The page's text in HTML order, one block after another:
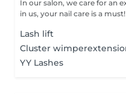
In our salon, we care for an
in us, your nail care is a must!
Lash lift
Cluster
YY Lashes